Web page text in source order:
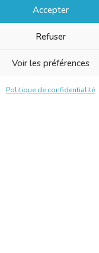
Accepter
Refuser
Voir les préférences
Politique de confidentialité